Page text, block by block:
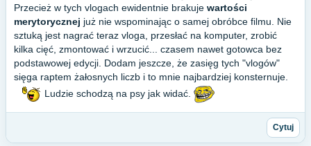
Przecież w tych vlogach ewidentnie brakuje wartości
merytorycznej już nie wspominając o samej obróbce filmu. Nie
sztuką jest nagrać teraz vloga, przesłać na komputer, zrobić
kilka cięć, zmontować i wrzucić... czasem nawet gotowca bez
podstawowej edycji. Dodam jeszcze, że zasięg tych "vlogów"
sięga raptem żałosnych liczb i to mnie najbardziej konsternuje.
Ludzie schodzą na psy jak widać.
Cytuj